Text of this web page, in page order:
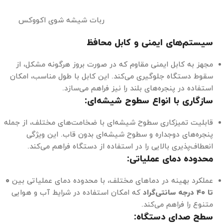
ربات شیشه شوی اکووکس
سیستم‌های ایمنی و کابل محافظ
مجهز به کابل ایمنی مقاوم که در صورت بروز هرگونه مشکل، از
سقوط دستگاه جلوگیری می‌کند. این کابل با طول مناسب، امکان
استفاده در پنجره‌های بلند را نیز فراهم می‌سازد.
سازگاری با انواع سطوح شیشه‌ای:
قابلیت تمیزکاری سطوح شیشه‌ای با ضخامت‌های مختلف، از جمله
پنجره‌های دوجداره و سطوح شیشه‌ای بدون قاب. این ویژگی
انعطاف‌پذیری بالایی را در استفاده از دستگاه فراهم می‌کند.
محدوده دمای عملیاتی:
عملکرد بهینه در دماهای مختلف، با محدوده دمای عملیاتی بین ۰
تا ۴۰ درجه سانتی‌گراد
که امکان استفاده در شرایط آب و هوایی
متنوع را فراهم می‌کند.
سطح صدای دستگاه: